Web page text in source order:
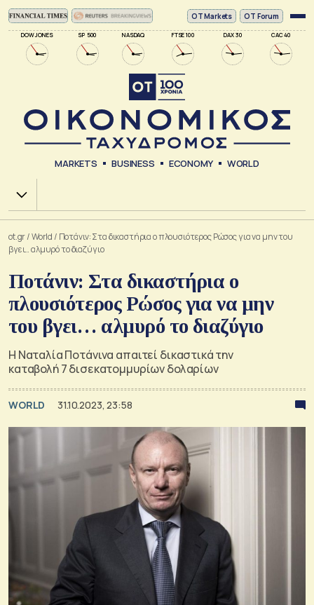
DOW JONES SP 500 NASDAQ FTSE 100 DAX 30 CAC 40
ΟΤ Markets OT Forum
MARKETS BUSINESS ECONOMY WORLD
Χ.Α.
ot.gr/World / Ποτάνιν: Στα δικαστήρια ο πλουσιότερος Ρώσος για να μην του
βγει… αλμυρό το διαζύγιο
Ποτάνιν: Στα δικαστήρια ο
πλουσιότερος Ρώσος για να μην
του βγει… αλμυρό το διαζύγιο
Η Ναταλία Ποτάνινα απαιτεί δικαστικά την
καταβολή 7 δισεκατομμυρίων δολαρίων
WORLD 31.10.2023, 23:58